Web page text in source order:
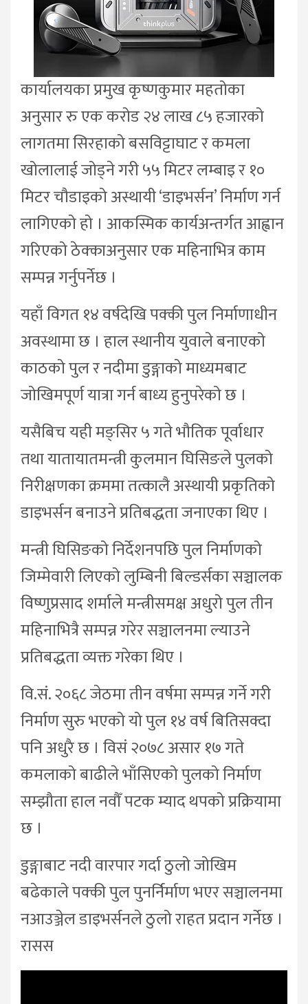
कार्यालयका प्रमुख कृष्णकुमार महतोका
अनुसार रु एक करोड २४ लाख ८५ हजारको
लागतमा सिरहाको बसविट्टाघाट र कमला
खोलालाई जोड्ने गरी ५५ मिटर लम्बाइ र १०
मिटर चौडाइको अस्थायी ‘डाइभर्सन’ निर्माण गर्न
लागिएको हो । आकस्मिक कार्यअन्तर्गत आह्वान
गरिएको ठेक्काअनुसार एक महिनाभित्र काम
सम्पन्न गर्नुपर्नेछ ।
यहाँ विगत १४ वर्षदेखि पक्की पुल निर्माणाधीन
अवस्थामा छ । हाल स्थानीय युवाले बनाएको
काठको पुल र नदीमा डुङ्गाको माध्यमबाट
जोखिमपूर्ण यात्रा गर्न बाध्य हुनुपरेको छ ।
यसैबिच यही मङ्सिर ५ गते भौतिक पूर्वाधार
तथा यातायातमन्त्री कुलमान घिसिङले पुलको
निरीक्षणका क्रममा तत्कालै अस्थायी प्रकृतिको
डाइभर्सन बनाउने प्रतिबद्धता जनाएका थिए ।
मन्त्री घिसिङको निर्देशनपछि पुल निर्माणको
जिम्मेवारी लिएको लुम्बिनी बिल्डर्सका सञ्चालक
विष्णुप्रसाद शर्माले मन्त्रीसमक्ष अधुरो पुल तीन
महिनाभित्रै सम्पन्न गरेर सञ्चालनमा ल्याउने
प्रतिबद्धता व्यक्त गरेका थिए ।
वि.सं. २०६८ जेठमा तीन वर्षमा सम्पन्न गर्ने गरी
निर्माण सुरु भएको यो पुल १४ वर्ष बितिसक्दा
पनि अधुरै छ । विसं २०७८ असार १७ गते
कमलाको बाढीले भाँसिएको पुलको निर्माण
सम्झौता हाल नवौँ पटक म्याद थपको प्रक्रियामा
छ ।
डुङ्गाबाट नदी वारपार गर्दा ठुलो जोखिम
बढेकाले पक्की पुल पुनर्निर्माण भएर सञ्चालनमा
नआउञ्जेल डाइभर्सनले ठुलो राहत प्रदान गर्नेछ ।
रासस